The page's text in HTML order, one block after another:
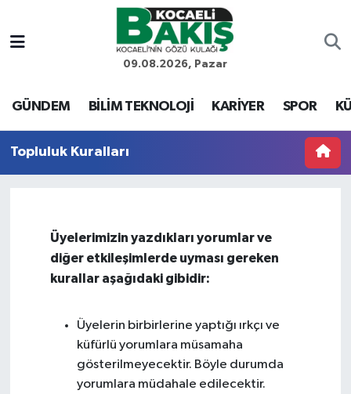
09.08.2026, Pazar
GÜNDEM BİLİM TEKNOLOJİ KARİYER SPOR
Topluluk Kuralları
Üyelerimizin yazdıkları yorumlar ve
diğer etkileşimlerde uyması gereken
kurallar aşağıdaki gibidir:
Üyelerin birbirlerine yaptığı ırkçı ve
küfürlü yorumlara müsamaha
gösterilmeyecektir. Böyle durumda
yorumlara müdahale edilecektir.
Kocaeli Nöbetçi Eczaneler
Kocaeli Hava Durumu
Süper Lig Puan Durumu ve Fikstür
Son Dakika Haberleri